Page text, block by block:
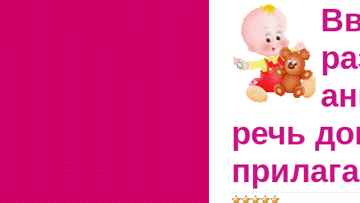
речь